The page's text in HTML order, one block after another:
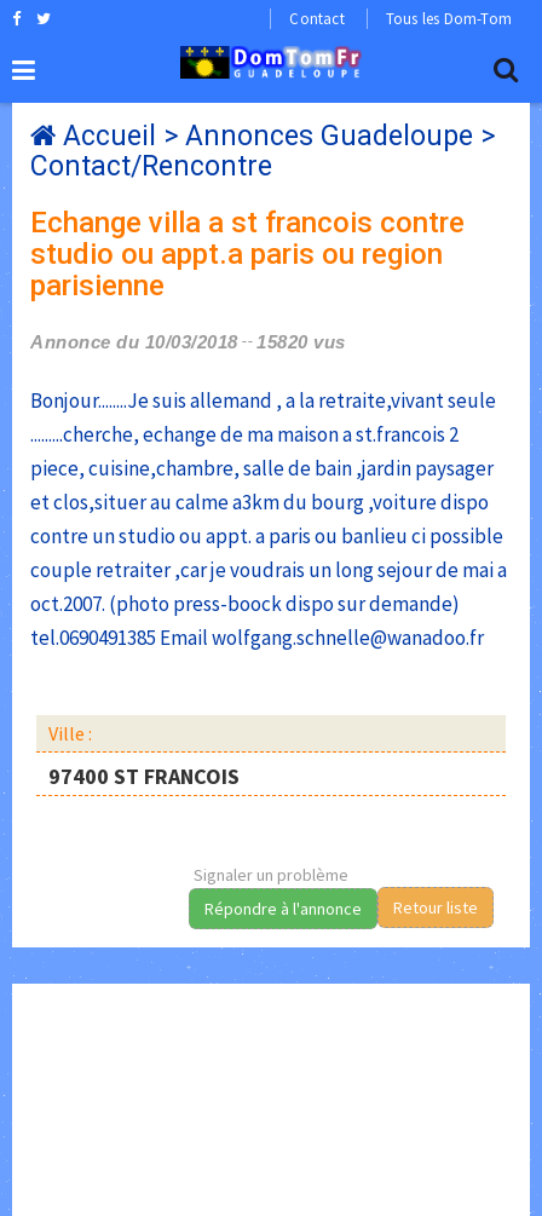
Contact Tous les Dom-Tom
Accueil > Annonces Guadeloupe >
Contact/Rencontre
Echange villa a st francois contre
studio ou appt.a paris ou region
parisienne
Annonce du 10/03/2018 15820 vus
Bonjour........Je suis allemand , a la retraite,vivant seule
.........cherche, echange de ma maison a st.francois 2
piece, cuisine,chambre, salle de bain ,jardin paysager
et clos,situer au calme a3km du bourg ,voiture dispo
contre un studio ou appt. a paris ou banlieu ci possible
couple retraiter ,car je voudrais un long sejour de mai a
oct.2007. (photo press-boock dispo sur demande)
tel.0690491385 Email wolfgang.schnelle@wanadoo.fr
Ville :
97400 ST FRANCOIS
Signaler un problème
Retour liste
Répondre à l'annonce